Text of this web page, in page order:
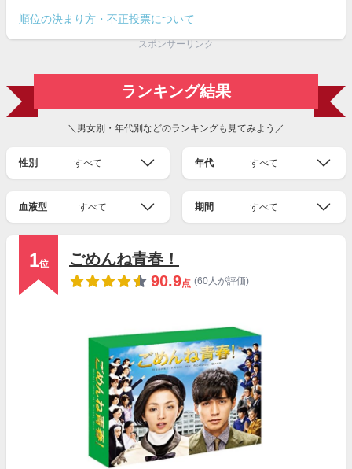
順位の決まり方・不正投票について
スポンサーリンク
ランキング結果
＼男女別・年代別などのランキングも見てみよう／
性別 すべて 年代 すべて
血液型 すべて 期間 すべて
1位
ごめんね青春！
90.9点 (60人が評価)